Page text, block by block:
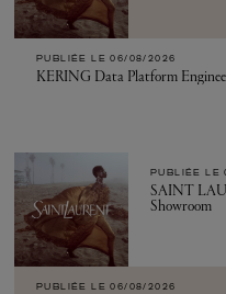
PUBLIÉE LE 06/08/2026
KERING Data Platform
PUBLIÉE LE
SAINT
Showroom
PUBLIÉE LE 06/08/2026